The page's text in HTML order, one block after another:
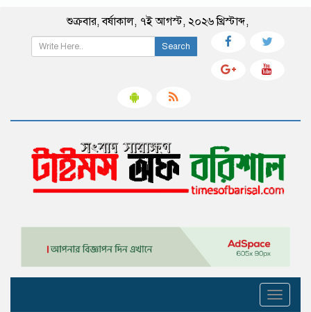
শুক্রবার,বর্ষাকাল, ৭ই আগস্ট, ২০২৬ খ্রিস্টাব্দ,
Search
Toggle